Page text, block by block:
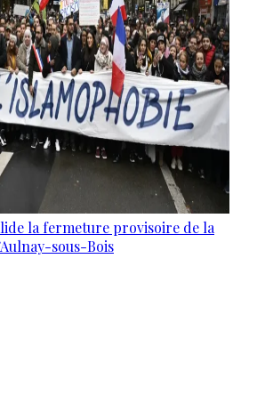
la fermeture provisoire de la
sous-Bois